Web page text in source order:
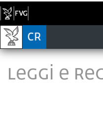
LEGGI E